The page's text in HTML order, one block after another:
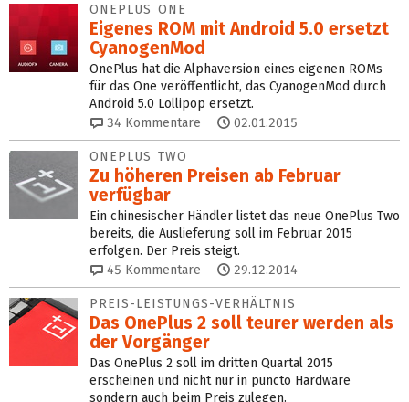
ONEPLUS ONE
Eigenes ROM mit Android 5.0 ersetzt
CyanogenMod
OnePlus hat die Alphaversion eines eigenen ROMs
für das One veröffentlicht, das CyanogenMod durch
Android 5.0 Lollipop ersetzt.
34 Kommentare 02.01.2015
ONEPLUS TWO
Zu höheren Preisen ab Februar
verfügbar
Ein chinesischer Händler listet das neue OnePlus Two
bereits, die Auslieferung soll im Februar 2015
erfolgen. Der Preis steigt.
45 Kommentare 29.12.2014
PREIS-LEISTUNGS-VERHÄLTNIS
Das OnePlus 2 soll teurer werden als
der Vorgänger
Das OnePlus 2 soll im dritten Quartal 2015
erscheinen und nicht nur in puncto Hardware
sondern auch beim Preis zulegen.